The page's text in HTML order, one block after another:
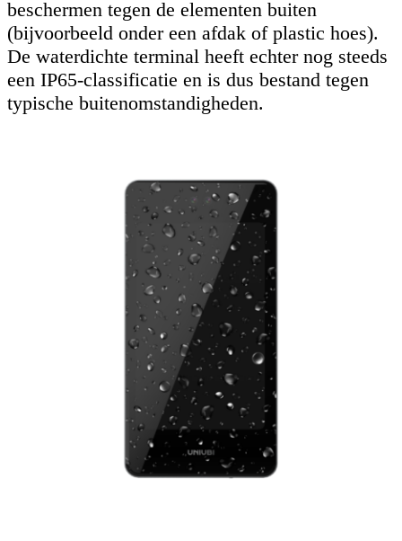
beschermen tegen de elementen buiten
(bijvoorbeeld onder een afdak of plastic hoes).
De waterdichte terminal heeft echter nog steeds
een IP65-classificatie en is dus bestand tegen
typische buitenomstandigheden.